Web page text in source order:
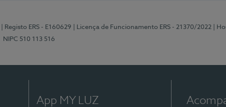
| Registo ERS - E160629 | Licença de Funcionamento ERS - 21370/2022 |
NIPC 510 113 516
App MY LUZ